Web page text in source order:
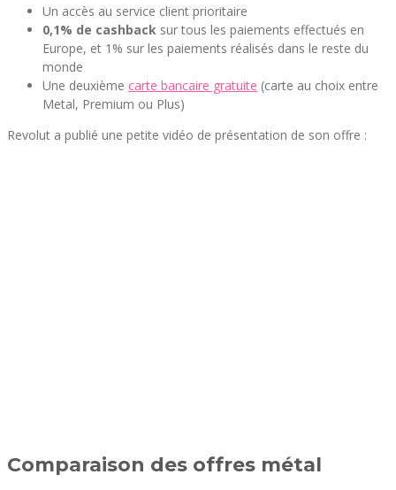
Un accès au service client prioritaire
0,1% de cashback sur tous les paiements effectués en
Europe, et 1% sur les paiements réalisés dans le reste du
monde
Une deuxième carte bancaire gratuite (carte au choix entre
Metal, Premium ou Plus)
Revolut a publié une petite vidéo de présentation de son offre :
Comparaison des offres métal